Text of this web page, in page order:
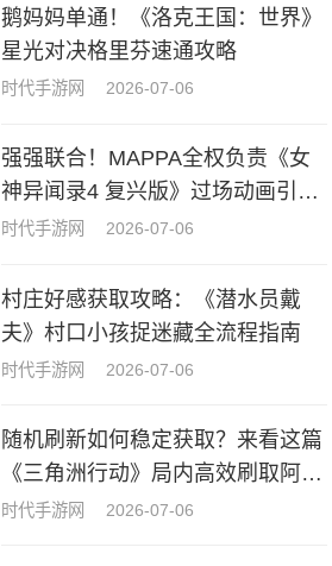
鹅妈妈单通！《洛克王国：世界》
星光对决格里芬速通攻略
时代手游网 2026-07-06
强强联合！MAPPA全权负责《女
神异闻录4 复兴版》过场动画引热
议
时代手游网 2026-07-06
村庄好感获取攻略：《潜水员戴
夫》村口小孩捉迷藏全流程指南
时代手游网 2026-07-06
随机刷新如何稳定获取？来看这篇
《三角洲行动》局内高效刷取阿萨
拉牌盒指南
时代手游网 2026-07-06